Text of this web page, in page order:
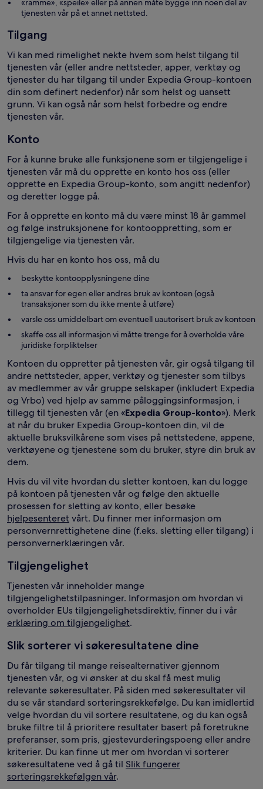
«ramme», «speile» eller på annen måte bygge inn noen del av
tjenesten vår på et annet nettsted.
Tilgang
Vi kan med rimelighet nekte hvem som helst tilgang til
tjenesten vår (eller andre nettsteder, apper, verktøy og
tjenester du har tilgang til under Expedia Group-kontoen
din som definert nedenfor) når som helst og uansett
grunn. Vi kan også når som helst forbedre og endre
tjenesten vår.
Konto
For å kunne bruke alle funksjonene som er tilgjengelige i
tjenesten vår må du opprette en konto hos oss (eller
opprette en Expedia Group-konto, som angitt nedenfor)
og deretter logge på.
For å opprette en konto må du være minst 18 år gammel
og følge instruksjonene for kontooppretting, som er
tilgjengelige via tjenesten vår.
Hvis du har en konto hos oss, må du
beskytte kontoopplysningene dine
ta ansvar for egen eller andres bruk av kontoen (også
transaksjoner som du ikke mente å utføre)
varsle oss umiddelbart om eventuell uautorisert bruk av kontoen
skaffe oss all informasjon vi måtte trenge for å overholde våre
juridiske forpliktelser
Kontoen du oppretter på tjenesten vår, gir også tilgang til
andre nettsteder, apper, verktøy og tjenester som tilbys
av medlemmer av vår gruppe selskaper (inkludert Expedia
og Vrbo) ved hjelp av samme påloggingsinformasjon, i
tillegg til tjenesten vår (en «Expedia Group-konto»). Merk
at når du bruker Expedia Group-kontoen din, vil de
aktuelle bruksvilkårene som vises på nettstedene, appene,
verktøyene og tjenestene som du bruker, styre din bruk av
dem.
Hvis du vil vite hvordan du sletter kontoen, kan du logge
på kontoen på tjenesten vår og følge den aktuelle
prosessen for sletting av konto, eller besøke
hjelpesenteret vårt. Du finner mer informasjon om
personvernrettighetene dine (f.eks. sletting eller tilgang) i
personvernerklæringen vår.
Tilgjengelighet
Tjenesten vår inneholder mange
tilgjengelighetstilpasninger. Informasjon om hvordan vi
overholder EUs tilgjengelighetsdirektiv, finner du i vår
erklæring om tilgjengelighet.
Slik sorterer vi søkeresultatene dine
Du får tilgang til mange reisealternativer gjennom
tjenesten vår, og vi ønsker at du skal få mest mulig
relevante søkeresultater. På siden med søkeresultater vil
du se vår standard sorteringsrekkefølge. Du kan imidlertid
velge hvordan du vil sortere resultatene, og du kan også
bruke filtre til å prioritere resultater basert på foretrukne
preferanser, som pris, gjestevurderingspoeng eller andre
kriterier. Du kan finne ut mer om hvordan vi sorterer
søkeresultatene ved å gå til Slik fungerer
sorteringsrekkefølgen vår.